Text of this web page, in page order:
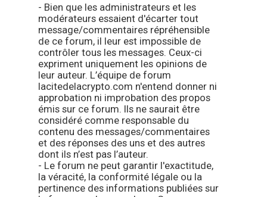
- Bien que les administrateurs et les
modérateurs essaient d'écarter tout
message/commentaires répréhensible
de ce forum, il leur est impossible de
contrôler tous les messages. Ceux-ci
expriment uniquement les opinions de
leur auteur. L’équipe de forum
lacitedelacrypto.com n'entend donner ni
approbation ni improbation des propos
émis sur ce forum. Ils ne saurait être
considéré comme responsable du
contenu des messages/commentaires
et des réponses des uns et des autres
dont ils n’est pas l’auteur.
- Le forum ne peut garantir l'exactitude,
la véracité, la conformité légale ou la
pertinence des informations publiées sur